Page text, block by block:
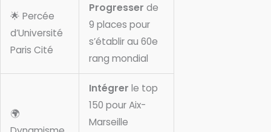
🌟 Percée
d’Université
Paris Cité
Progresser de
9 places pour
s’établir au 60e
rang mondial
🌍
Intégrer le top
150 pour Aix-
Marseille